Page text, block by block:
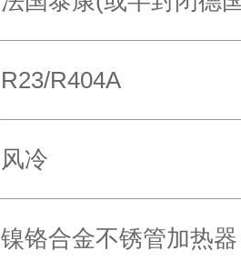
R23/R404A
风冷
镍铬合金不锈管加热器